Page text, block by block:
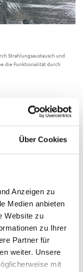
Über Cookies
Anzeigen zu
Medien anbieten
Website zu
zu Ihrer
Partner für
weiter. Unsere
mit
Strahlungsaustausch und
die Funktionalität durch